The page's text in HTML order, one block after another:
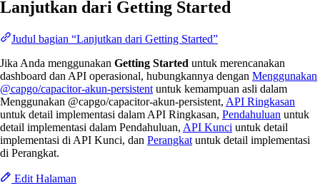
Lanjutkan dari Getting Started
Judul bagian “Lanjutkan dari Getting Started”
Jika Anda menggunakan Getting Started untuk merencanakan
dashboard dan API operasional, hubungkannya dengan Menggunakan
@capgo/capacitor-akun-persistent untuk kemampuan asli dalam
Menggunakan @capgo/capacitor-akun-persistent, API Ringkasan
untuk detail implementasi dalam API Ringkasan, Pendahuluan untuk
detail implementasi dalam Pendahuluan, API Kunci untuk detail
implementasi di API Kunci, dan Perangkat untuk detail implementasi
di Perangkat.
Edit Halaman